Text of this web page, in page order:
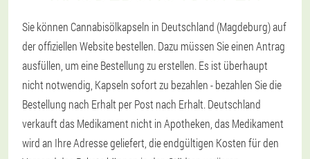
Sie können Cannabisölkapseln in Deutschland (Magdeburg) auf
der offiziellen Website bestellen. Dazu müssen Sie einen Antrag
ausfüllen, um eine Bestellung zu erstellen. Es ist überhaupt
nicht notwendig, Kapseln sofort zu bezahlen - bezahlen Sie die
Bestellung nach Erhalt per Post nach Erhalt. Deutschland
verkauft das Medikament nicht in Apotheken, das Medikament
wird an Ihre Adresse geliefert, die endgültigen Kosten für den